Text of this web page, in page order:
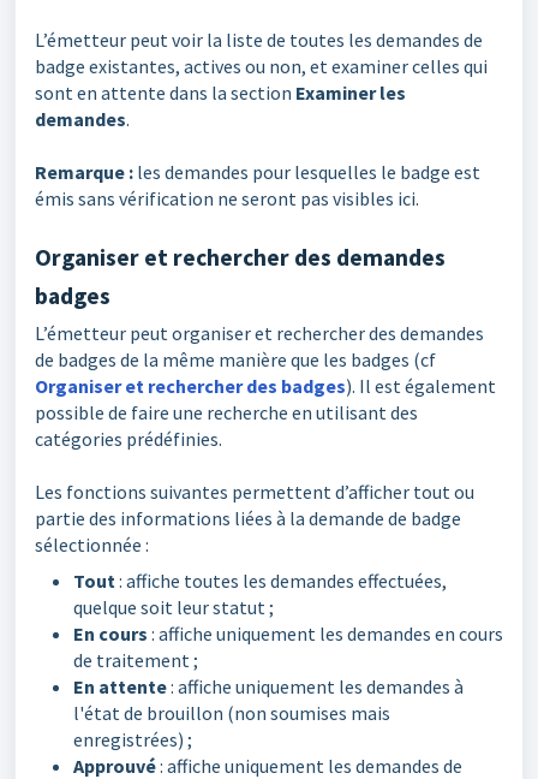
L’émetteur peut voir la liste de toutes les demandes de
badge existantes, actives ou non, et examiner celles qui
sont en attente dans la section Examiner les
demandes.
Remarque : les demandes pour lesquelles le badge est
émis sans vérification ne seront pas visibles ici.
Organiser et rechercher des demandes
badges
L’émetteur peut organiser et rechercher des demandes
de badges de la même manière que les badges (cf
Organiser et rechercher des badges). Il est également
possible de faire une recherche en utilisant des
catégories prédéfinies.
Les fonctions suivantes permettent d’afficher tout ou
partie des informations liées à la demande de badge
sélectionnée :
Tout: affiche toutes les demandes effectuées,
quelque soit leur statut ;
En cours : affiche uniquement les demandes en cours
de traitement ;
En attente: affiche uniquement les demandes à
l'état de brouillon (non soumises mais
enregistrées) ;
Approuvé: affiche uniquement les demandes de